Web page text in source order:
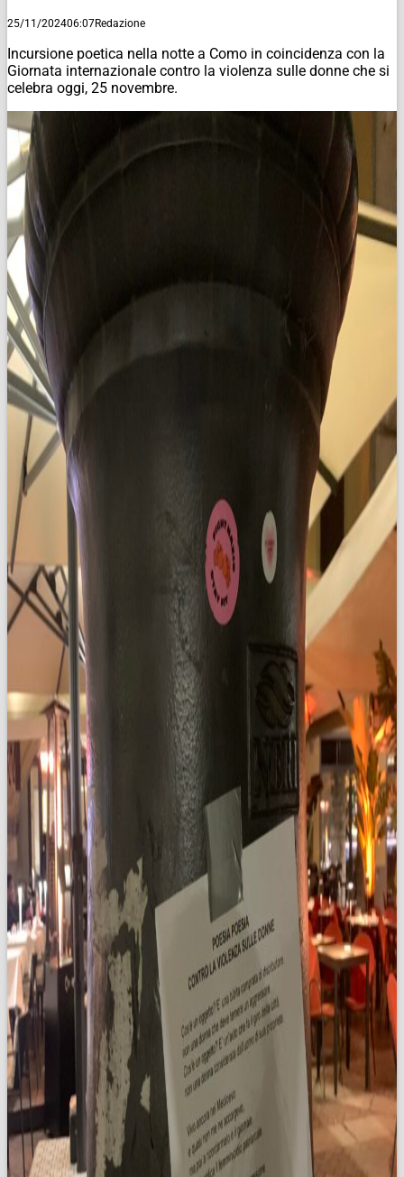
25/11/202406:07Redazione
Incursione poetica nella notte a Como in coincidenza con la
Giornata internazionale contro la violenza sulle donne che si
celebra oggi, 25 novembre.